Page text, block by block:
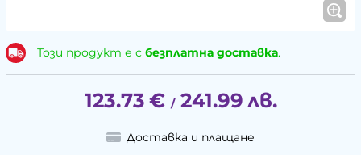
Този продукт е с безплатна доставка.
123.73 € / 241.99 лв.
Доставка и плащане